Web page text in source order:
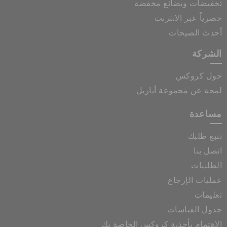
تخفيضات وبضائع مخفضة
حصرياً عبر الانترنت
أحدث الصيحات
الشركة
حول كروكس
لمحة عن مجموعة أباريل
مساعدة
تتبع طلبك
اتصل بنا
الطلبيات
عمليات الإرجاع
تعليمات
جدول القياسات
الاهتمام بأحذية كروكس الخاصة بك